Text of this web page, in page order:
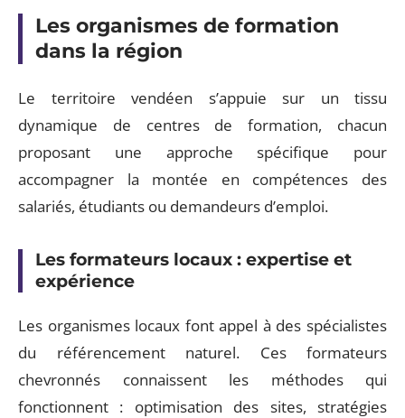
Les organismes de formation
dans la région
Le territoire vendéen s’appuie sur un tissu
dynamique de centres de formation, chacun
proposant une approche spécifique pour
accompagner la montée en compétences des
salariés, étudiants ou demandeurs d’emploi.
Les formateurs locaux : expertise et
expérience
Les organismes locaux font appel à des spécialistes
du référencement naturel. Ces formateurs
chevronnés connaissent les méthodes qui
fonctionnent : optimisation des sites, stratégies